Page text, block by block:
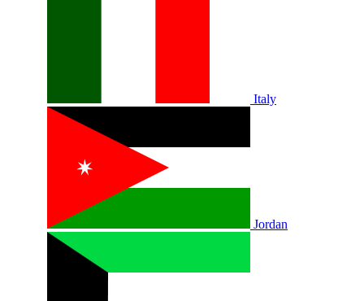
Italy
Jordan